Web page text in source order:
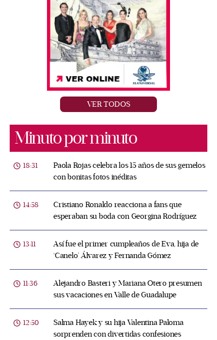
VER TODOS
Minuto por minuto
18:31
Paola Rojas celebra los 15 años de sus gemelos
con bonitas fotos inéditas
14:58
Cristiano Ronaldo reacciona a fans que
esperaban su boda con Georgina Rodríguez
13:11
Así fue el primer cumpleaños de Eva, hija de
‘Canelo’ Álvarez y Fernanda Gómez
11:36
Alejandro Basteri y Mariana Otero presumen
sus vacaciones en Valle de Guadalupe
12:50
Salma Hayek y su hija Valentina Paloma
sorprenden con divertidas confesiones